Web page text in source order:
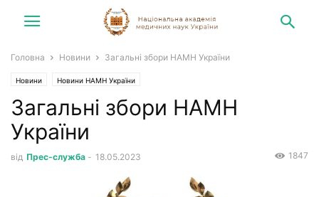
Головна Новини Загальні збори НАМН України
Новини Новини НАМН України
Загальні збори НАМН
України
від Прес-служба - 18.05.2023 1847